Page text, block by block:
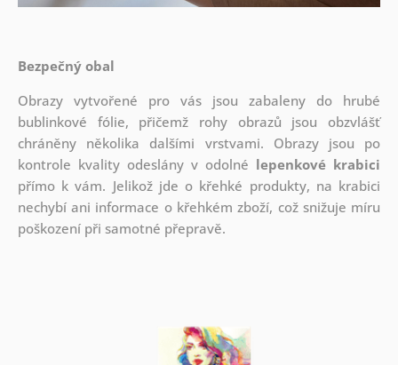
Bezpečný obal
Obrazy vytvořené pro vás jsou zabaleny do hrubé
bublinkové fólie, přičemž rohy obrazů jsou obzvlášť
chráněny několika dalšími vrstvami. Obrazy jsou po
kontrole kvality odeslány v odolné lepenkové krabici
přímo k vám. Jelikož jde o křehké produkty, na krabici
nechybí ani informace o křehkém zboží, což snižuje míru
poškození při samotné přepravě.